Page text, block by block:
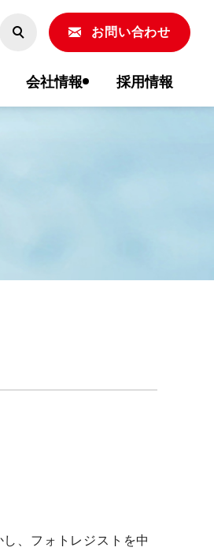
会社情報 採用情報
お問い合わせ
、フォトレジストを中